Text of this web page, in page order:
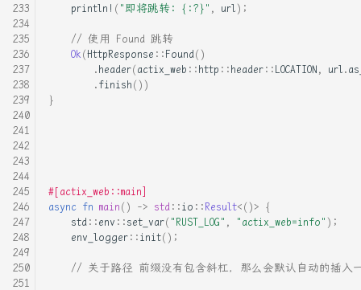
阅读王爽<汇编语言>
println! ( "即将跳转: {:?}" , url);
// 使用 Found 跳转
Ok(HttpResponse ::Found()
.header(actix_web ::http ::header::LOCATION, url.
.finish())
}
#[actix_web::main]
async fn main() -> std ::io ::Result<()> {
std ::env ::set_var( "RUST_LOG" , "actix_web=info" );
env_logger::init();
// 关于路径 前缀没有包含斜杠，那么会默认自动的插入